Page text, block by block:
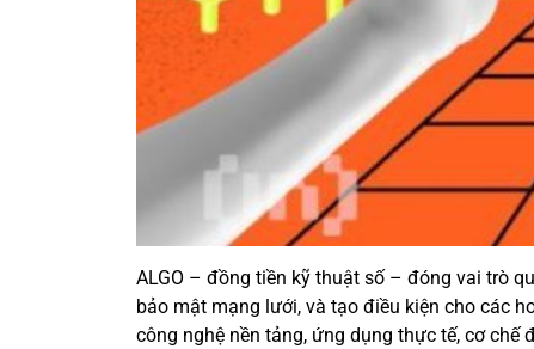
ALGO – đồng tiền kỹ thuật số – đóng vai trò
bảo mật mạng lưới, và tạo điều kiện cho các
công nghệ nền tảng, ứng dụng thực tế, cơ